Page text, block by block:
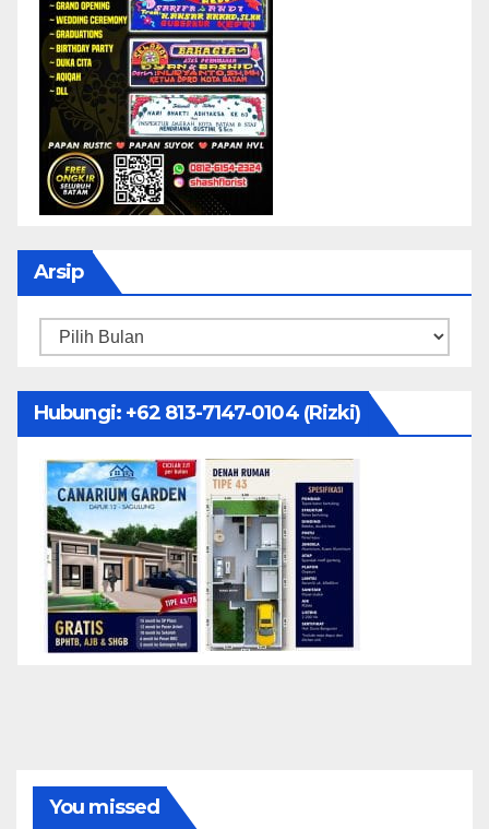
Arsip
Arsip
Hubungi: ‪+62 813-7147-0104‬ (Rizki)
You missed